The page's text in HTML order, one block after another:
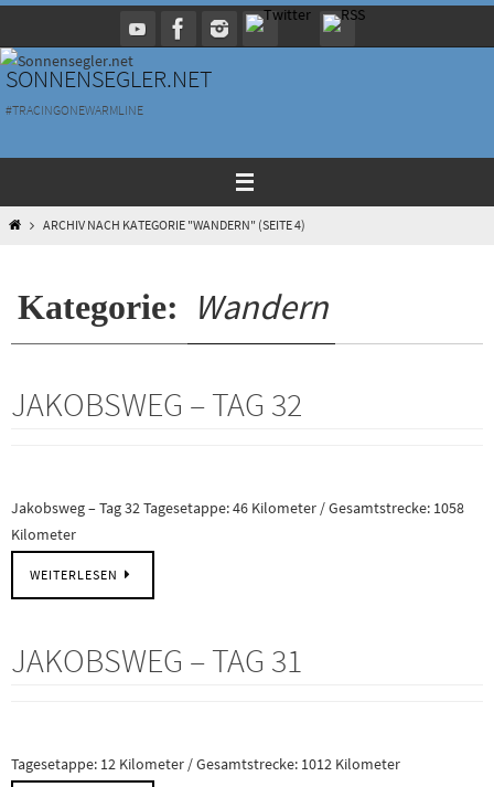
Inhalt
springen
SONNENSEGLER.NET
#TRACINGONEWARMLINE
HOMEARCHIV NACH KATEGORIE "WANDERN" (SEITE 4)
Kategorie: Wandern
JAKOBSWEG – TAG 32
Jakobsweg – Tag 32 Tagesetappe: 46 Kilometer / Gesamtstrecke: 1058
Kilometer
WEITERLESEN
JAKOBSWEG – TAG 31
Tagesetappe: 12 Kilometer / Gesamtstrecke: 1012 Kilometer